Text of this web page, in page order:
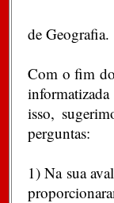
de Geografia.
Com o fim
isso,
perguntas:
1) Na sua